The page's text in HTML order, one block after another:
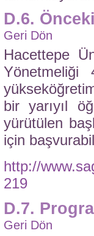
D.6.
Geri Dön
Hacettepe
Yönetmeliği
bir yarıyıl
yürütülen
için
http://
219
D.7.
Geri Dön